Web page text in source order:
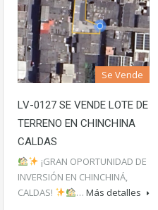
Se Vende
LV-0127 SE VENDE LOTE DE
TERRENO EN CHINCHINA
CALDAS
¡GRAN OPORTUNIDAD DE
INVERSIÓN EN CHINCHINÁ,
CALDAS!
… Más detalles